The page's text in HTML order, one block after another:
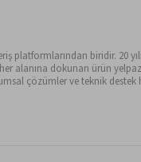
platformlarından biridir. 20
dokunan ürün
çözümler ve teknik